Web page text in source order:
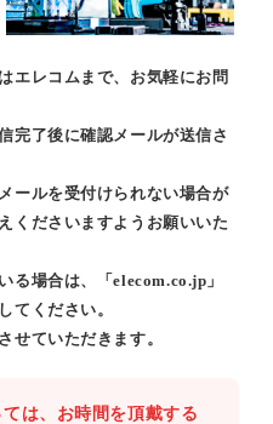
エレコムまで、お気軽にお問
完了後に確認メールが送信さ
ールを受付けられない場合が
くださいますようお願いいた
る場合は、「elecom.co.jp」
てください。
せていただきます。
は、お時間を頂戴する